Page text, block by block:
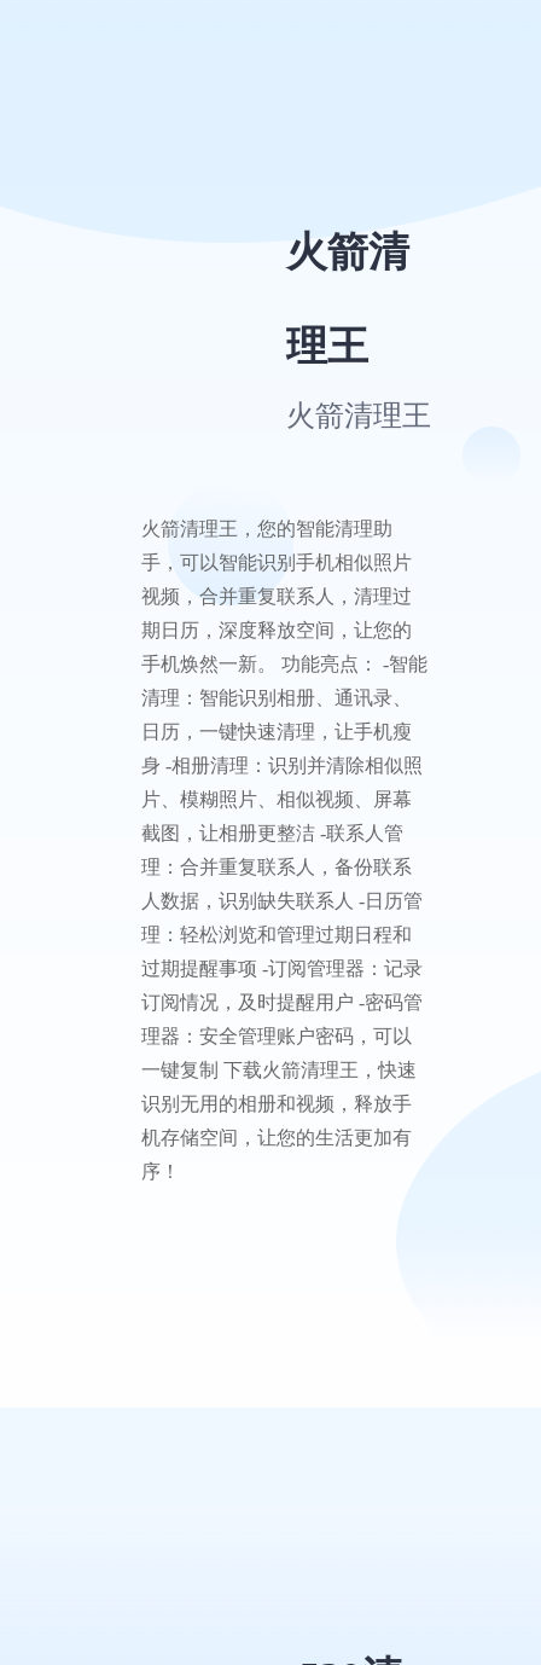
火箭
清理
王
理王
火箭清理王，您的智能清理助
手，可以智能识别手机相似照片
视频，合并重复联系人，清理过
期日历，深度释放空间，让您的
手机焕然一新。 功能亮点： -智能
清理：智能识别相册、通讯录、
日历，一键快速清理，让手机瘦
身 -相册清理：识别并清除相似照
片、模糊照片、相似视频、屏幕
截图，让相册更整洁 -联系人管
理：合并重复联系人，备份联系
人数据，识别缺失联系人 -日历管
理：轻松浏览和管理过期日程和
过期提醒事项 -订阅管理器：记录
订阅情况，及时提醒用户 -密码管
理器：安全管理账户密码，可以